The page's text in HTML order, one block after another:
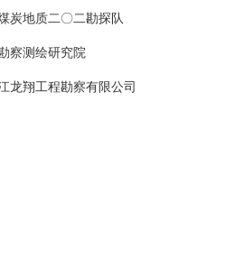
炭地质二〇二勘探队
察测绘研究院
龙翔工程勘察有限公司